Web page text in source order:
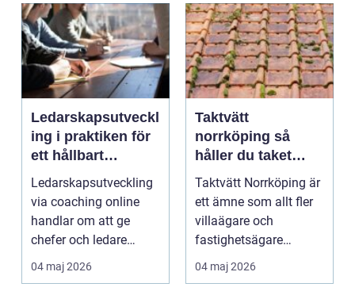
Ledarskapsutveckl
ing i praktiken för
ett hållbart
ledarskap
Ledarskapsutveckling
via coaching online
handlar om att ge
chefer och ledare
förutsättning...
04 maj 2026
Taktvätt
norrköping så
håller du taket
friskt längre
Taktvätt Norrköping är
ett ämne som allt fler
villaägare och
fastighetsägare
intresserar sig för när...
04 maj 2026